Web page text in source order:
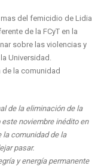
del femicidio de Lidia
de la FCyT en la
sobre las violencias y
Universidad.
de la comunidad
de la eliminación de la
noviembre inédito en
la comunidad de la
pasar.
y energía permanente